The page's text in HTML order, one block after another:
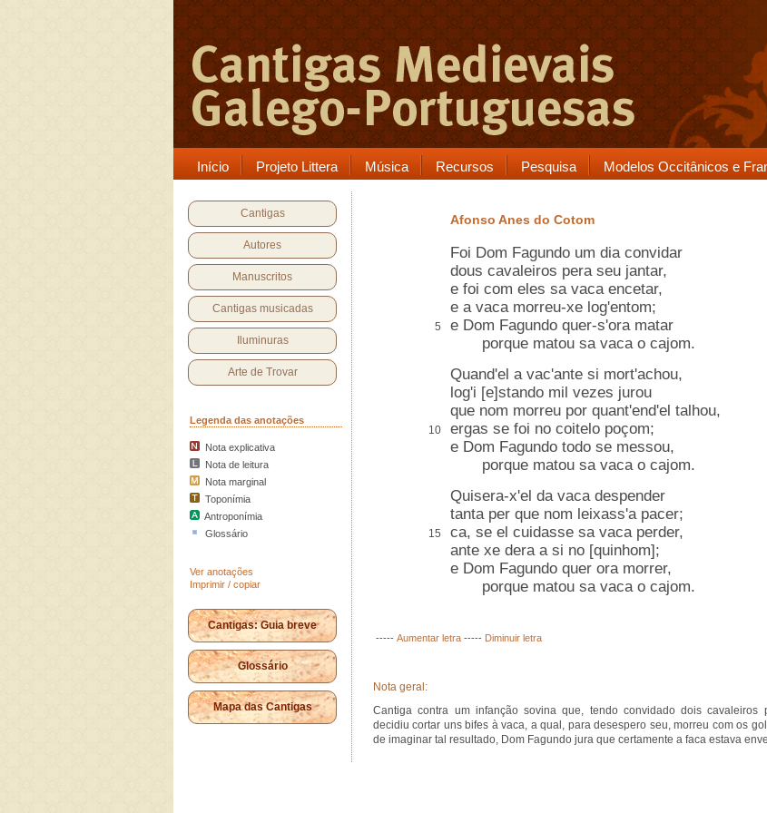
Início Projeto Littera Música Recursos Pesquisa Modelos Occitânicos e
Cantigas
Autores
Manuscritos
Cantigas musicadas
Iluminuras
Arte de Trovar
Legenda das anotações
Nota explicativa
Nota de leitura
Nota marginal
Toponímia
Antroponímia
Glossário
Ver anotações
Imprimir / copiar
Cantigas: Guia breve
Glossário
Mapa das Cantigas
Afonso Anes do Cotom
Foi Dom Fagundo um dia convidar
dous cavaleiros pera seu jantar,
e foi com eles sa vaca encetar,
e a vaca morreu-xe log'entom;
5
e Dom Fagundo quer-s'ora matar
porque matou sa vaca o cajom.
Quand'el a vac'ante si mort'achou,
log'i [e]stando mil vezes jurou
que nom morreu por quant'end'el talhou,
10
ergas se foi no coitelo poçom;
e Dom Fagundo todo se messou,
porque matou sa vaca o cajom.
Quisera-x'el da vaca despender
tanta per que nom leixass'a pacer;
15
ca, se el cuidasse sa vaca perder,
ante xe dera a si no [quinhom];
e Dom Fagundo quer ora morrer,
porque matou sa vaca o cajom.
----- Aumentar letra ----- Diminuir letra
Nota geral:
Cantiga contra um infanção sovina que, tendo convidado dois cavaleiros
decidiu cortar uns bifes à vaca, a qual, para desespero seu, morreu com os
de imaginar tal resultado, Dom Fagundo jura que certamente a faca estava